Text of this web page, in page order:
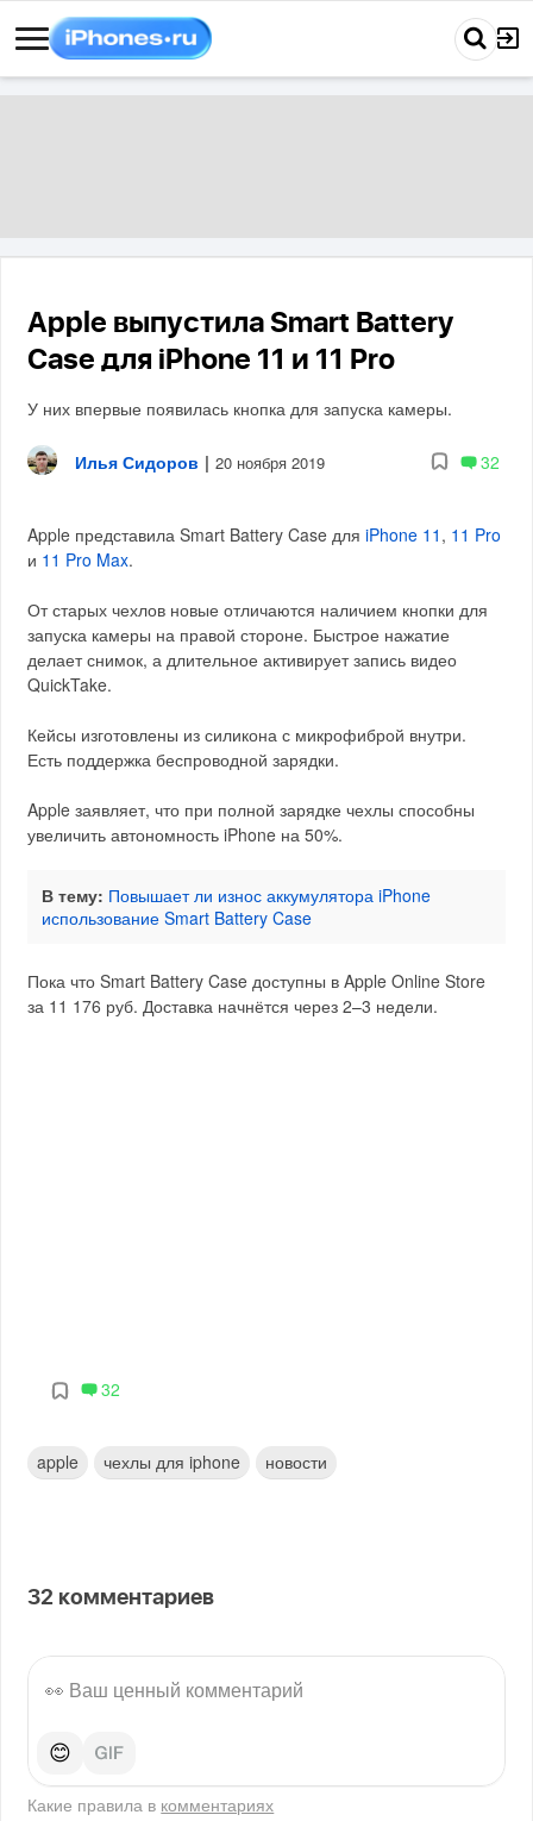
Apple выпустила Smart Battery
Case для iPhone 11 и 11 Pro
У них впервые появилась кнопка для запуска камеры.
Илья Сидоров | 20 ноября 2019 32
Apple представила Smart Battery Case дляiPhone 11 , 11 Pro
и 11 Pro Max.
От старых чехлов новые отличаются наличием кнопки для
запуска камеры на правой стороне. Быстрое нажатие
делает снимок, а длительное активирует запись видео
QuickTake.
Кейсы изготовлены из силикона с микрофиброй внутри.
Есть поддержка беспроводной зарядки.
Apple заявляет, что при полной зарядке чехлы способны
увеличить автономность iPhone на 50%.
В тему: Повышает ли износ аккумулятора iPhone
использование Smart Battery Case
Пока что Smart Battery Case доступны в Apple Online Store
за 11 176 руб. Доставка начнётся через 2–3 недели.
32
apple чехлы для iphone новости
32 комментариев
😊
Какие правила в комментариях